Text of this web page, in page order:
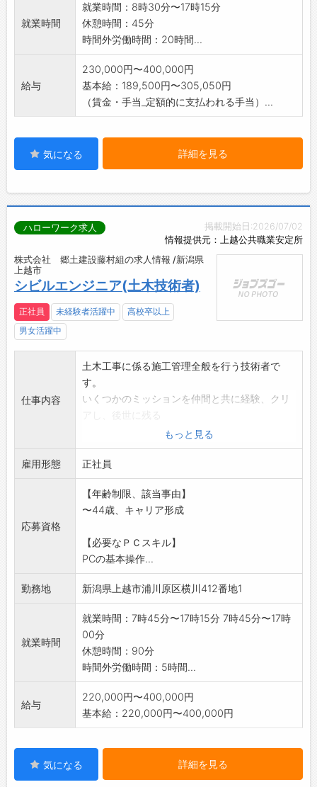
をすることで
顧客との業務効率化が図れて、大変感謝される
お仕事です。
就業時間
就業時間：8時30分〜17時15分
休憩時間：45分
時間外労働時間：20時間...
給与
230,000円〜400,000円
基本給：189,500円〜305,050円
（賃金・手当_定額的に支払われる手当）...
気になる 詳細を見る
掲載開始日:2026/07/02
情報提供元：上越公共職業安定所
ハローワーク求人
株式会社 郷土建設藤村組の求人情報 /新潟県
上越市
シビルエンジニア(土木技術者)
正社員 未経験者活躍中
高校卒以上
男女活躍中
仕事内容
土木工事に係る施工管理全般を行う技術者で
す。
いくつかのミッションを仲間と共に経験、クリ
モノづくりを行う技術者を目指す。
主に現場の施工計画と現場管理、検査書類の作
成をおこないます。
具体的には、CADを使用し、図面の修正や計画
図面、出来形図
を作成します。
りますので、
3D起工測量や3D設計データの作成についても
専用の測量機器
や専用のアプリケーションソフトを利用してお
どの作業についても、順を追って指導するため
経験のない方でも
心配いりません。
採用後、業務内容の変更予定なし
もっと見る
雇用形態 正社員
応募資格
【年齢制限、該当事由】
〜44歳、キャリア形成
【必要なＰＣスキル】
PCの基本操作...
勤務地 新潟県上越市浦川原区横川412番地1
就業時間
就業時間：7時45分〜17時15分 7時45分〜17時
00分
休憩時間：90分
時間外労働時間：5時間...
給与
220,000円〜400,000円
基本給：220,000円〜400,000円
気になる 詳細を見る